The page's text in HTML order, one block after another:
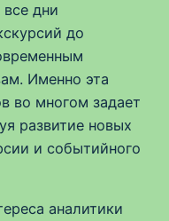
дни
до
Именно эта
во многом задает
развитие новых
и событийного
аналитики